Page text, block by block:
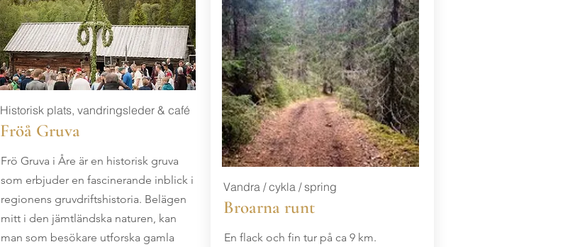
Historisk plats, vandringsleder & café
Fröå Gruva
Frö Gruva i Åre är en historisk gruva
som erbjuder en fascinerande inblick i
regionens gruvdriftshistoria. Belägen
mitt i den jämtländska naturen, kan
man som besökare utforska gamla
Vandra / cykla / spring
Broarna runt
En flack och fin tur på ca 9 km.